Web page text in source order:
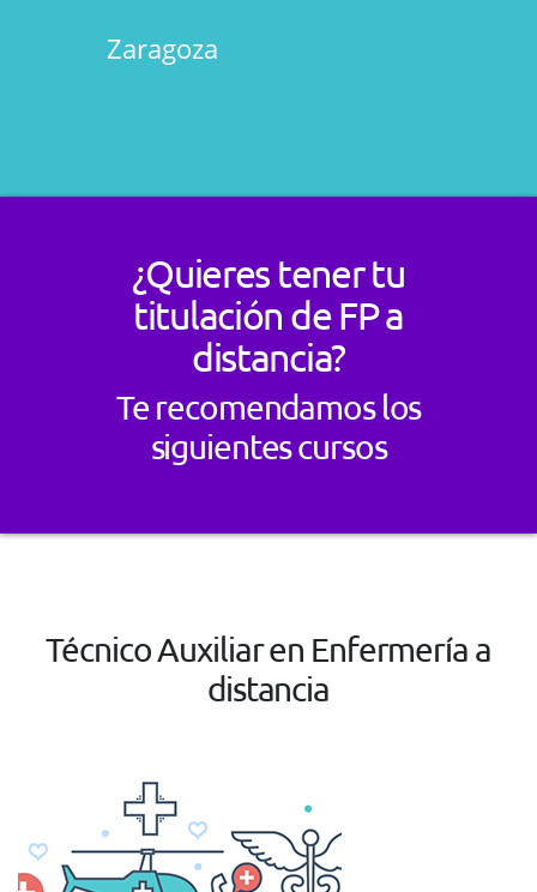
Zaragoza
¿Quieres tener tu
titulación de FP a
distancia?
Te recomendamos los
siguientes cursos
Técnico Auxiliar en Enfermería a
distancia